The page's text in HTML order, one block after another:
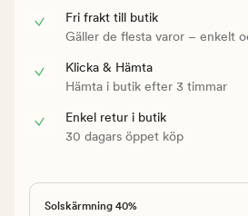
Fri frakt till butik
Gäller de flesta varor – enkelt
Klicka & Hämta
Hämta i butik efter 3 timmar
Enkel retur i butik
30 dagars öppet köp
Solskärmning 40%